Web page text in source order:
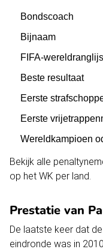
Bondscoach
Bijnaam
FIFA-
Beste resultaat
Eerste
Eerste
Wereldkampioen
Bekijk alle
op het WK per land.
Prestatie van
De laatste keer dat
eindronde was in